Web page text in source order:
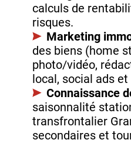
calculs de
risques.
Marketing
des biens (home
photo/vidéo,
local, social ads
Connaissance
saisonnalité
transfrontalier
secondaires et